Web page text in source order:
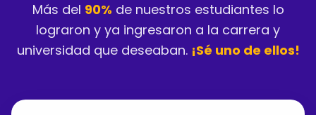
Más del 90% de nuestros estudiantes lo
lograron y ya ingresaron a la carrera y
universidad que deseaban. ¡Sé uno de ellos!